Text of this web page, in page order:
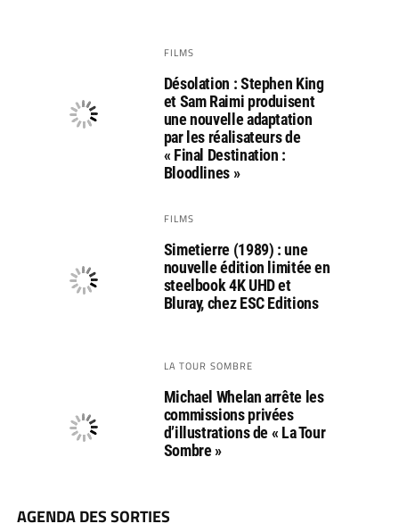
FILMS
Désolation : Stephen King
et Sam Raimi produisent
une nouvelle adaptation
par les réalisateurs de
« Final Destination :
Bloodlines »
FILMS
Simetierre (1989) : une
nouvelle édition limitée en
steelbook 4K UHD et
Bluray, chez ESC Editions
LA TOUR SOMBRE
Michael Whelan arrête les
commissions privées
d’illustrations de « La Tour
Sombre »
AGENDA DES SORTIES